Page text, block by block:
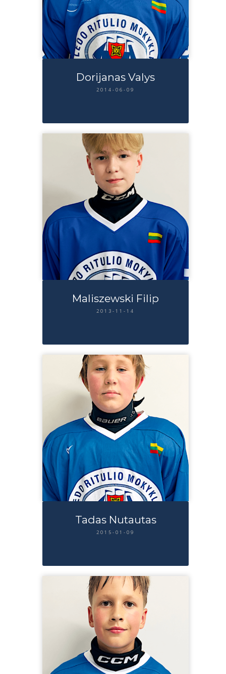
Dorijanas Valys
2014-06-09
Maliszewski Filip
2013-11-14
Tadas Nutautas
2015-01-09